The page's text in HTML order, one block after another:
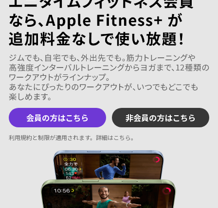
会員の方はこちら 非会員の方はこちら
利用規約と制限が適用されます。 詳細はこちら。